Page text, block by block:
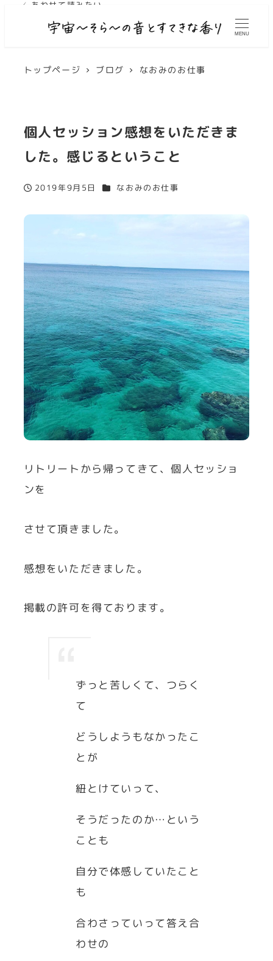
MENU
トップページ ブログ なおみのお仕事
個人セッション感想をいただきま
した。感じるということ
投稿日
2019年9月5日 カテゴリー
なおみのお仕事
リトリートから帰ってきて、個人セッショ
ンを
させて頂きました。
感想をいただきました。
掲載の許可を得ております。
ずっと苦しくて、つらく
て
どうしようもなかったこ
とが
紐とけていって、
そうだったのか…という
ことも
自分で体感していたこと
も
合わさっていって答え合
わせの
✓ あわせて読みたい